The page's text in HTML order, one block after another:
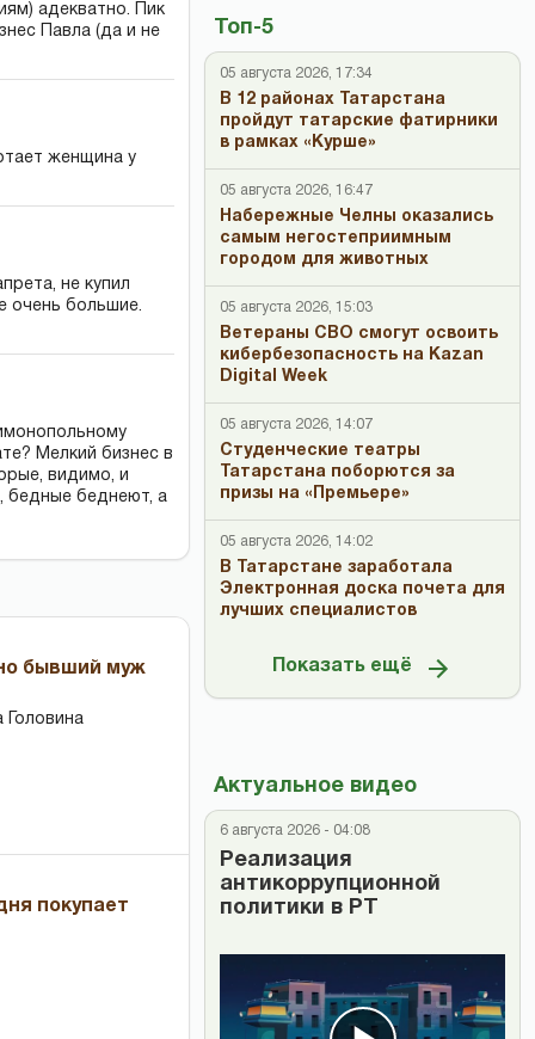
адекватно. Пик
Павла (да и не
женщина у
не купил
очень большие.
Мелкий бизнес в
видимо, и
бедные беднеют, а
бывший муж
покупает
Топ-5
05 августа 2026, 17:34
В 12 районах Татарстана
пройдут татарские фатирники
в рамках «Курше»
05 августа 2026, 16:47
Набережные Челны оказались
самым негостеприимным
городом для животных
05 августа 2026, 15:03
Ветераны СВО смогут освоить
кибербезопасность на Kazan
Digital Week
05 августа 2026, 14:07
Студенческие театры
Татарстана поборются за
призы на «Премьере»
05 августа 2026, 14:02
В Татарстане заработала
Электронная доска почета для
лучших специалистов
Показать ещё
Актуальное видео
6 августа 2026 - 04:08
Реализация
антикоррупционной
политики в РТ